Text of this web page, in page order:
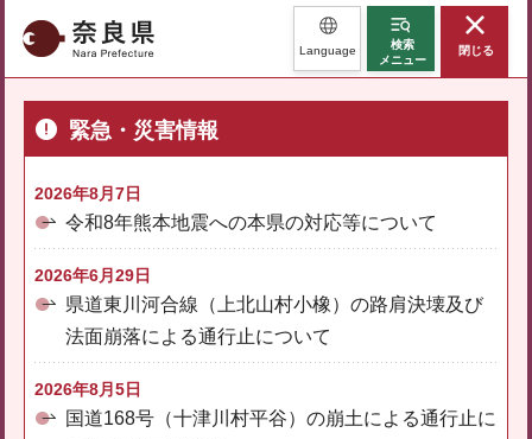
奈良県 Language
検索
メニュー
閉じる
緊急・災害情報
2026年8月7日
令和8年熊本地震への本県の対応等について
2026年6月29日
県道東川河合線（上北山村小橡）の路肩決壊及び
法面崩落による通行止について
2026年8月5日
国道168号（十津川村平谷）の崩土による通行止に